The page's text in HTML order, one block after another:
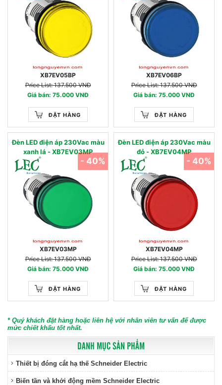
DANH MỤC SẢN PHẨM
Thiết bị đóng cắt hạ thế Schneider Electric
Biến tần và khởi động mềm Schneider Electric
XB7EV05BP
Price List: 137.500 VNĐ
Giá bán: 75.000 VNĐ
ĐẶT HÀNG
XB7EV06BP
Price List: 137.500 VNĐ
Giá bán: 75.000 VNĐ
ĐẶT HÀNG
Đèn LED điện áp 230Vac màu
xanh lá - XB7EV03MP
XB7EV03MP
Price List: 137.500 VNĐ
Giá bán: 75.000 VNĐ
ĐẶT HÀNG
- 40%
Đèn LED điện áp 230Vac màu
đỏ - XB7EV04MP
XB7EV04MP
Price List: 137.500 VNĐ
Giá bán: 75.000 VNĐ
ĐẶT HÀNG
- 40%
* Quý khách đặt hàng hoặc liên hệ với nhân viên tư vấn để được
mức chiết khấu tốt nhất.